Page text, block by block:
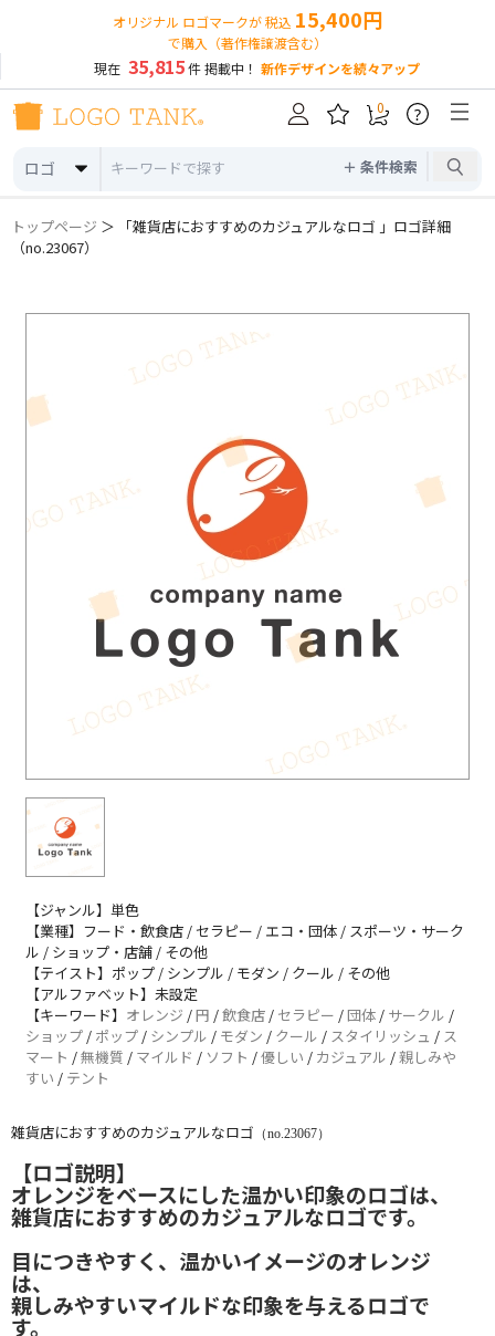
オリジナル ロゴマークが 税込 15,400円
で購入（著作権譲渡含む）
現在 35,815件 掲載中！ 新作デザインを続々アップ
ロゴ ＋ 条件検索
0 ?
トップページ ＞ 「雑貨店におすすめのカジュアルなロゴ 」ロゴ詳細
（no.23067）
【ジャンル】単色
【業種】フード・飲食店 / セラピー / エコ・団体 / スポーツ・サーク
ル / ショップ・店舗 / その他
【テイスト】ポップ / シンプル / モダン / クール / その他
【アルファベット】未設定
【キーワード】 オレンジ /円 /飲食店 / セラピー /団体 / サークル /
ショップ / ポップ / シンプル / モダン / クール / スタイリッシュ / ス
マート /無機質 / マイルド / ソフト /優しい / カジュアル /親しみや
すい / テント
雑貨店におすすめのカジュアルなロゴ （no.23067）
【ロゴ説明】
オレンジをベースにした温かい印象のロゴは、
雑貨店におすすめのカジュアルなロゴです。
目につきやすく、温かいイメージのオレンジ
は、
親しみやすいマイルドな印象を与えるロゴで
す。